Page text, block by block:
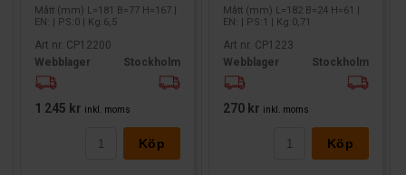
Mått (mm) L=181 B=77 H=167 |
EN: | PS:0 | Kg:6,5
Art nr. CP12200
Webblager
Stockholm
1 245 kr inkl. moms
Köp
Mått (mm) L=182 B=24 H=61 |
EN: | PS:1 | Kg:0,71
Art nr. CP1223
Webblager
Stockholm
270 kr inkl. moms
Köp